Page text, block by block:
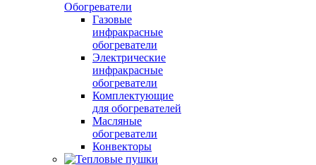
Обогреватели
Газовые
инфракрасные
обогреватели
Электрические
инфракрасные
обогреватели
Комплектующие
для обогревателей
Масляные
обогреватели
Конвекторы